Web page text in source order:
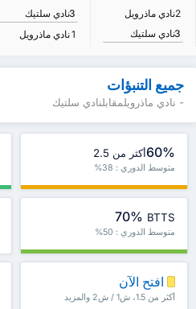
نادي ماذرويل2
نادي سلتيك3
نادي سلتيك3
نادي ماذرويل1
جميع التنبؤات
- نادي ماذرويلمقابلنادي سلتيك
60%أكثر من 2.5
متوسط الدوري : 38%
70% BTTS
متوسط الدوري : 50%
افتح الآن
أكثر من 1.5، ش1 / ش2 والمزيد